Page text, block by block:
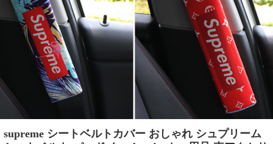
supreme シートベルトカバー おしゃれ シュプリーム